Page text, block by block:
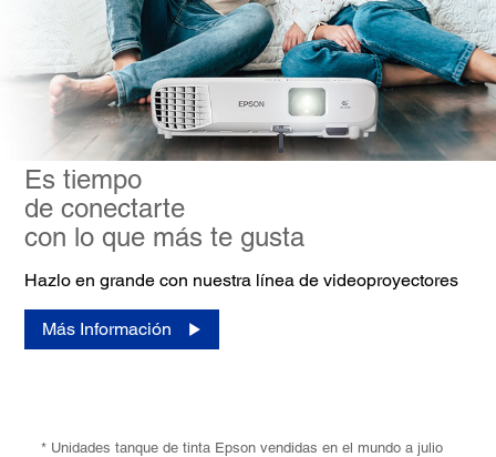
Es tiempo
de conectarte
con lo que más te gusta
Hazlo en grande con nuestra línea de videoproyectores
Más Información
* Unidades tanque de tinta Epson vendidas en el mundo a julio